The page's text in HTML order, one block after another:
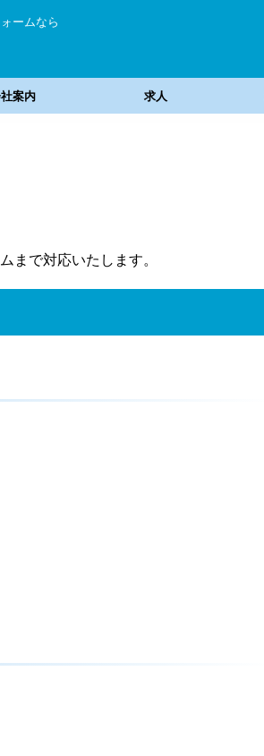
ームなら
案内 求人
まで対応いたします。